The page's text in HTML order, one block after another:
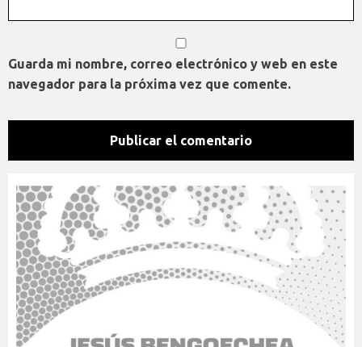
Guarda mi nombre, correo electrónico y web en este
navegador para la próxima vez que comente.